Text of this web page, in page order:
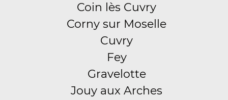
Coin lès Cuvry
Corny sur Moselle
Cuvry
Fey
Gravelotte
Jouy aux Arches